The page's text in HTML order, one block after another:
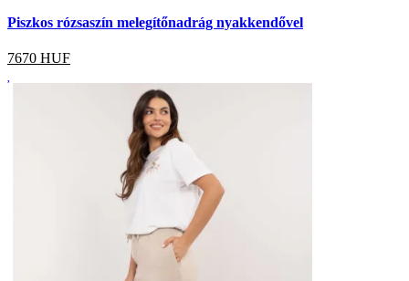
Piszkos rózsaszín melegítőnadrág nyakkendővel
7670 HUF